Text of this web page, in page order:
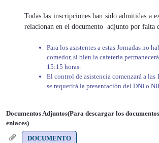
Todas las inscripciones han sido admitidas a
relacionan en el documento adjunto por falta
Para los asistentes a estas Jornadas no
comedor, si bien la cafetería
15:15 horas.
El control de asistencia comenzará a las
se requerirá la presentación del DNI o
Documentos Adjuntos(Para descargar los
enlaces)
DOCUMENTO